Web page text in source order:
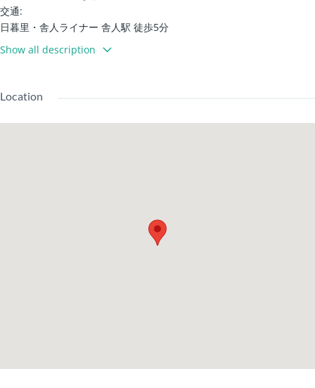
交通:
日暮里・舎人ライナー 舎人駅 徒歩5分
建物設備:
宅配箱 / 垃圾放置區 / IH 瓦斯爐
專用浴室 / 專用廁所 / 溫水洗淨便座 / 暖房便座 / 洗髮洗面台
Show all description
Location